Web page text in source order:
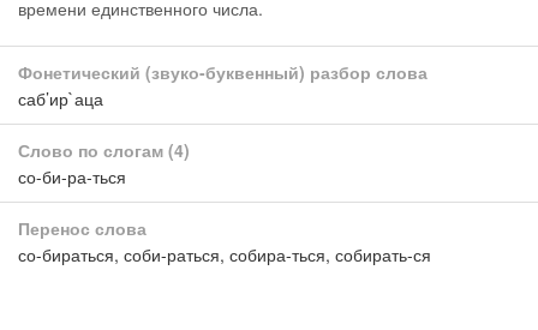
времени единственного числа.
Фонетический (звуко-буквенный) разбор слова
саб’ир`аца
Слово по слогам (4)
со-би-ра-ться
Перенос слова
со-бираться, соби-раться, собира-ться, собирать-ся